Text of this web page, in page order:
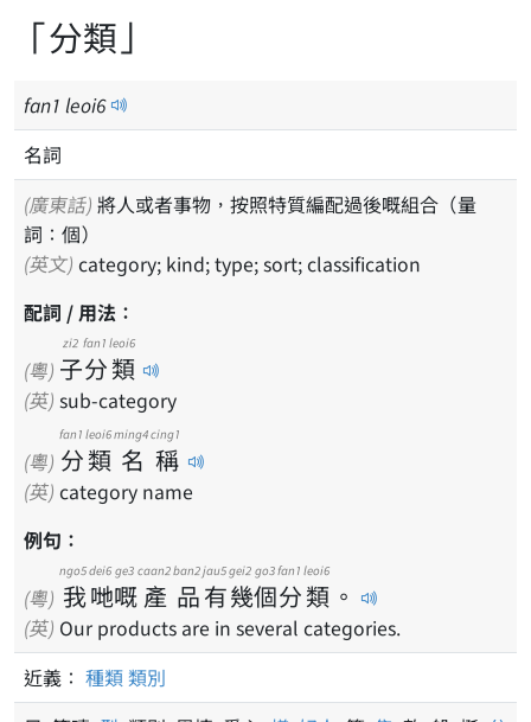
「分類」
fan1 leoi6
名詞
(廣東話)
詞：個）
(英文) category; kind; type; sort; classification
配詞 / 用法：
(粵) 子
zi2
分
fan1
類
leoi6
(英) sub-category
(粵) 分
fan1
類
leoi6
名
ming4
稱
cing1
(英) category name
例句：
(粵) 我
ngo5
哋
dei6
嘅
ge3
產
caan2
品
ban2
有
jau5
幾
gei2
個
go3
分
fan1
類
leoi6
。
(英) Our products are in several categories.
近義： 種類類別